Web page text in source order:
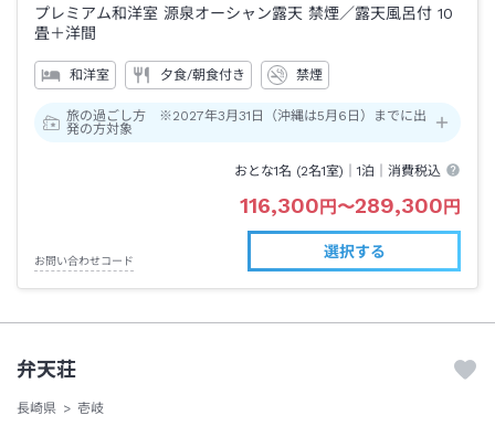
プレミアム和洋室 源泉オーシャン露天 禁煙／露天風呂付 10
畳＋洋間
和洋室 夕食/朝食付き 禁煙
旅の過ごし方 ※2027年3月31日（沖縄は5月6日）までに出
発の方対象
おとな1名 (2名1室)｜1泊 ｜消費税込
116,300 円 〜289,300 円
お問い合わせコード
選択する
弁天荘
長崎県 壱岐